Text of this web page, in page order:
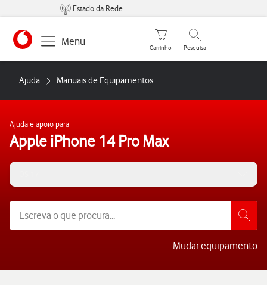
Estado da Rede
https://www.vodafone.pt
Menu
Carrinho de compras
Carrinho
Pesquisar
Pesquisa
Ajuda Manuais de Equipamentos
Ajuda e apoio para
Apple iPhone 14 Pro Max
Mudar equipamento